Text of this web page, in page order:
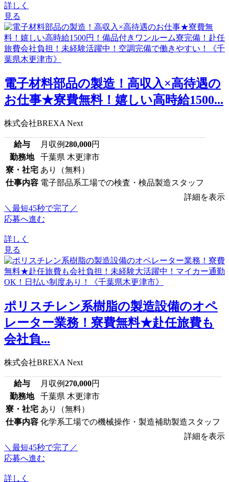
詳しく
見る
電子材料部品の製造！高収入×高待遇の
お仕事★寮費無料！嬉しい高時給1500...
株式会社BREXA Next
給与 月収例280,000円
勤務地
千葉県 木更津市
寮・社宅 あり（無料）
仕事内容 電子部品系工場での検査・検品製造スタッフ
詳細を表示
＼最短45秒で完了／
応募へ進む
詳しく
見る
ポリスチレン系樹脂の製造設備のオペ
レーター業務！寮費無料★赴任旅費も
会社負...
株式会社BREXA Next
給与 月収例270,000円
勤務地
千葉県 木更津市
寮・社宅 あり（無料）
仕事内容 化学系工場での機械操作・製造補助製造スタッフ
詳細を表示
＼最短45秒で完了／
応募へ進む
詳しく